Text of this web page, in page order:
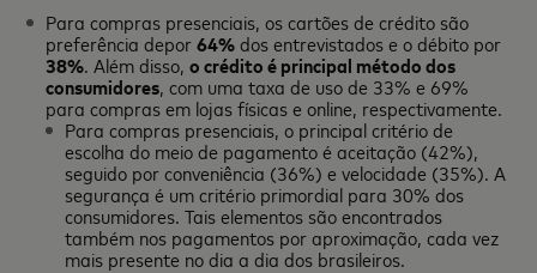
Para compras presenciais, os cartões de crédito são
preferência depor64%dos entrevistados e o débito por
38%. Além disso,o crédito é principal método dos
consumidores, com uma taxa de uso de 33% e 69%
para compras em lojas físicas e online, respectivamente.
Para compras presenciais, o principal critério de
escolha do meio de pagamento é aceitação (42%),
seguido por conveniência (36%) e velocidade (35%). A
segurança é um critério primordial para 30% dos
consumidores. Tais elementos são encontrados
também nos pagamentos por aproximação, cada vez
mais presente no dia a dia dos brasileiros.